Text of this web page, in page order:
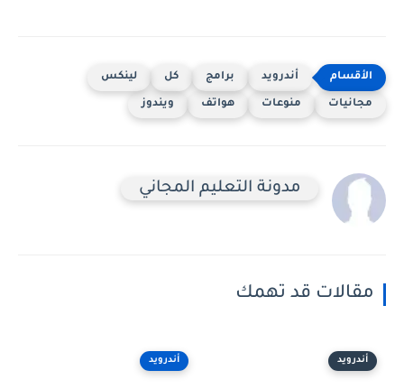
أندرويد برامج كل لينكس
مجانيات منوعات هواتف ويندوز
مدونة التعليم المجاني
مقالات قد تهمك
أندرويد أندرويد